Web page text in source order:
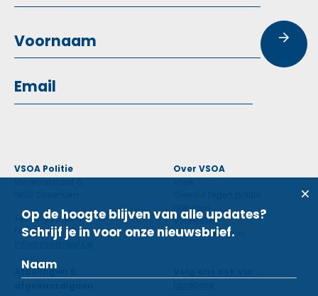
VSOA Politie
Tel: 02 660 59 11
Fax: 02 660 50 97
info@vsoa-pol.be
Over VSOA
Diensten
Voordelen
Contactpersoon
Afdelingen &
Op de hoogte blijven van alle updates?
Schrijf je in voor onze nieuwsbrief.